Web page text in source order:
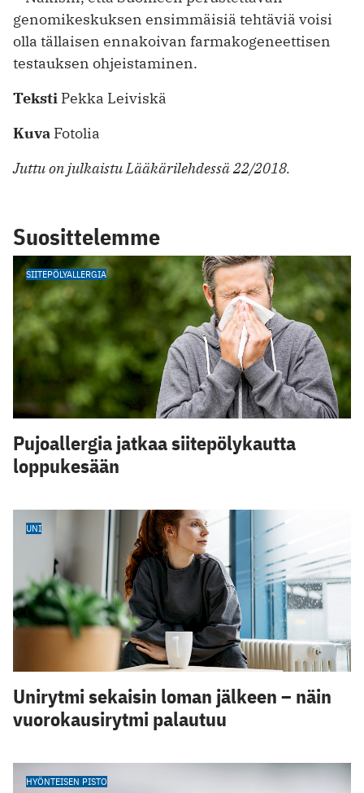
genomikeskuksen ensimmäisiä tehtäviä voisi
olla tällaisen ennakoivan farmakogeneettisen
testauksen ohjeistaminen.
Teksti Pekka Leiviskä
Kuva Fotolia
Juttu on julkaistu Lääkärilehdessä 22/2018.
Suosittelemme
SIITEPÖLYALLERGIA
Pujoallergia jatkaa siitepölykautta
loppukesään
UNI
Unirytmi sekaisin loman jälkeen – näin
vuorokausirytmi palautuu
HYÖNTEISEN PISTO